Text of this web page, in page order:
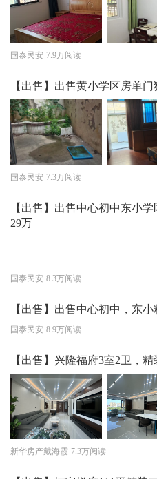
国泰民安 7.9万阅读
【出售】出售黄小学区房单
国泰民安 7.3万阅读
【出售】出售中心初中东小
29万
国泰民安 8.3万阅读
【出售】出售中心初中，东
国泰民安 8.9万阅读
【出售】兴隆福府3室2卫，精
新华房产戴海霞 7.3万阅读